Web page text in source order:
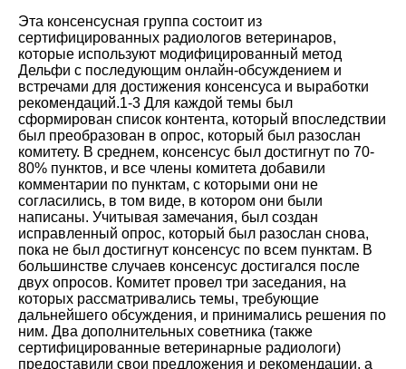
Эта консенсусная группа состоит из
сертифицированных радиологов ветеринаров,
которые используют модифицированный метод
Дельфи с последующим онлайн-обсуждением и
встречами для достижения консенсуса и выработки
рекомендаций.1-3 Для каждой темы был
сформирован список контента, который впоследствии
был преобразован в опрос, который был разослан
комитету. В среднем, консенсус был достигнут по 70-
80% пунктов, и все члены комитета добавили
комментарии по пунктам, с которыми они не
согласились, в том виде, в котором они были
написаны. Учитывая замечания, был создан
исправленный опрос, который был разослан снова,
пока не был достигнут консенсус по всем пунктам. В
большинстве случаев консенсус достигался после
двух опросов. Комитет провел три заседания, на
которых рассматривались темы, требующие
дальнейшего обсуждения, и принимались решения по
ним. Два дополнительных советника (также
сертифицированные ветеринарные радиологи)
предоставили свои предложения и рекомендации, а